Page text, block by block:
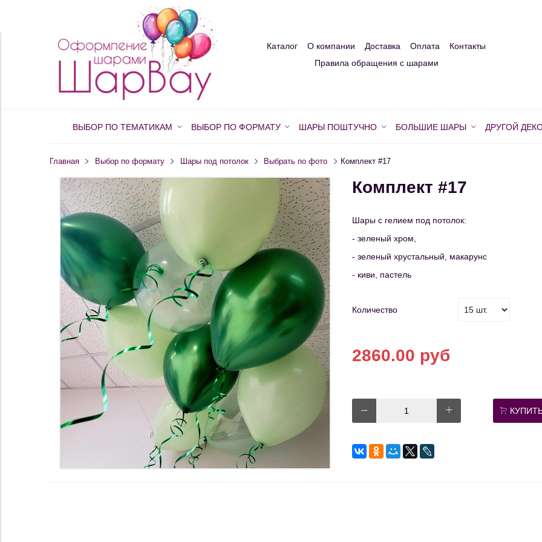
Каталог О компании Доставка Оплата
Контакты
Правила обращения с шарами
ВЫБОР ПО ТЕМАТИКАМ ВЫБОР ПО ФОРМАТУ ШАРЫ ПОШТУЧНО БОЛЬШИЕ ШАРЫ ДРУГОЙ
Главная Выбор по формату Шары под потолок Выбрать по фото Комплект #17
Комплект #17
Шары с гелием под потолок:
- зеленый хром,
- зеленый хрустальный, макарунс
- киви, пастель
Количество
2860.00 руб